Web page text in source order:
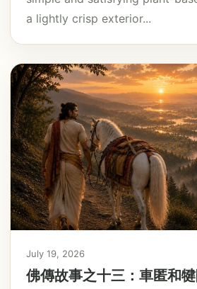
a lightly crisp exterior...
July 19, 2026
佛傳故事之十三：車匿和